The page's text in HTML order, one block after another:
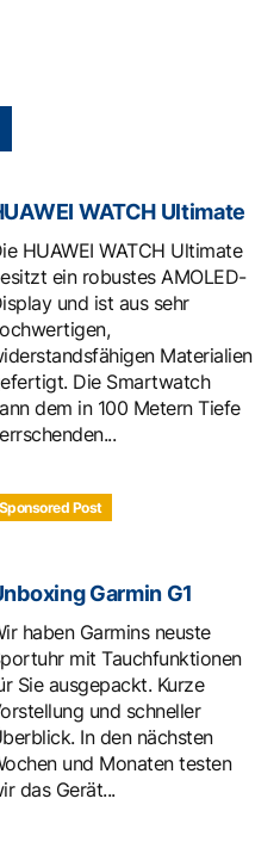
WATCH Ultimate
HUAWEI WATCH Ultimate
ein robustes AMOLED-
und ist aus sehr
Materialien
Die Smartwatch
dem in 100 Metern Tiefe
Sponsored Post
Garmin G1
haben Garmins neuste
mit Tauchfunktionen
Sie ausgepackt. Kurze
und schneller
In den nächsten
und Monaten testen
das Gerät...